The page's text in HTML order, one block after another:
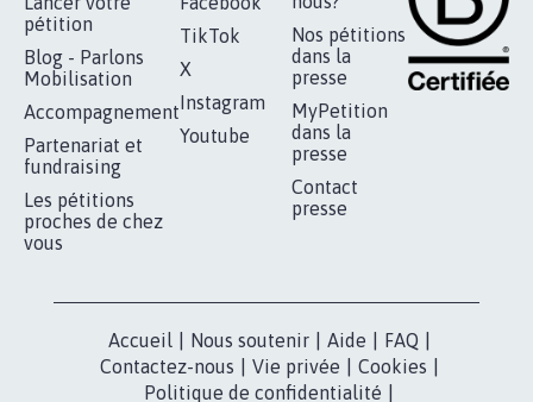
pétition
Blog - Parlons
Mobilisation
Accompagnement
Partenariat et
fundraising
Les pétitions
proches de chez
vous
TikTok
X
Instagram
Youtube
Nos pétitions
dans la
presse
MyPetition
dans la
presse
Contact
presse
Accueil Nous soutenir Aide FAQ
Contactez-nous
Vie privée Cookies
Politique de confidentialité